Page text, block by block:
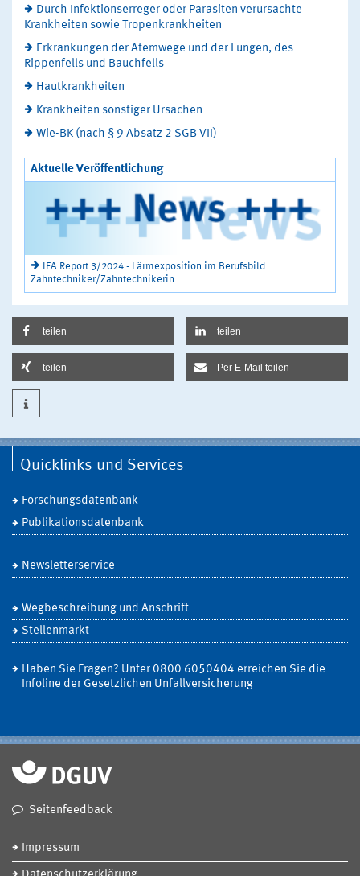
Durch Infektionserreger oder Parasiten verursachte
Krankheiten sowie Tropenkrankheiten
Erkrankungen der Atemwege und der Lungen, des
Rippenfells und Bauchfells
Hautkrankheiten
Krankheiten sonstiger Ursachen
Wie-BK (nach § 9 Absatz 2 SGB VII)
Aktuelle Veröffentlichung
IFA Report 3/2024 - Lärmexposition im Berufsbild
Zahntechniker/Zahntechnikerin
teilen teilen
teilen Per E-Mail teilen
Quicklinks und Services
Forschungsdatenbank
Publikationsdatenbank
Newsletterservice
Wegbeschreibung und Anschrift
Stellenmarkt
Haben Sie Fragen? Unter 0800 6050404 erreichen Sie die
Infoline der Gesetzlichen Unfallversicherung
Seitenfeedback
Impressum